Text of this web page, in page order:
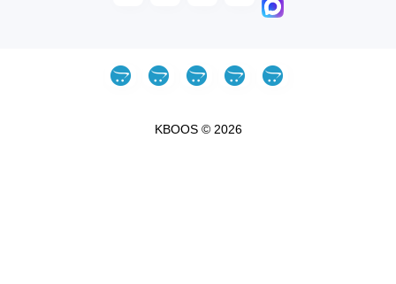
KBOOS © 2026